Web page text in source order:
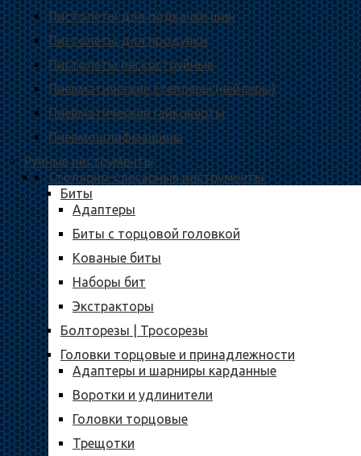
Пистолеты для подкачки шин
Пистолеты для продувки
Пистолеты пескоструйные
Пневматические степлеры (нейлеры)
Пневматические гайковерты
Пневмошлифмашины
Ручные инструменты
Столярно-слесарные инструменты
Биты
Адаптеры
Биты с торцовой головкой
Кованые биты
Наборы бит
Экстракторы
Болторезы | Тросорезы
Головки торцовые и принадлежности
Адаптеры и шарниры карданные
Воротки и удлинители
Головки торцовые
Трещотки